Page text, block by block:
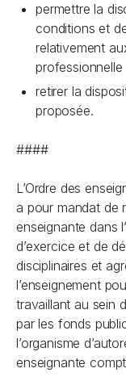
permettre la
conditions et
relativement
professionnelle
retirer la
proposée.
####
L’Ordre des
a pour mandat de
enseignante dans
d’exercice et de
disciplinaires et
l’enseignement
travaillant au sein
par les fonds
l’organisme
enseignante